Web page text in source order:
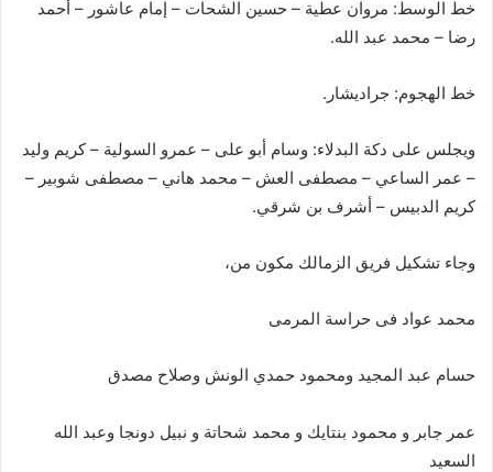
خط الوسط: مروان عطية – حسين الشحات – إمام عاشور – أحمد
رضا – محمد عبد الله.
خط الهجوم: جراديشار.
ويجلس على دكة البدلاء: وسام أبو على – عمرو السولية – كريم وليد
– عمر الساعي – مصطفى العش – محمد هاني – مصطفى شوبير –
كريم الدبيس – أشرف بن شرقي.
وجاء تشكيل فريق الزمالك مكون من،
‏محمد عواد فى حراسة المرمى
‏حسام عبد المجيد ومحمود حمدي الونش وصلاح مصدق
عمر جابر و محمود بنتايك و محمد شحاتة و نبيل دونجا وعبد الله
السعيد